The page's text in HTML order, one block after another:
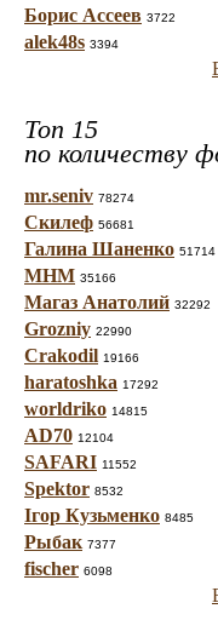
Борис Ассеев 3722
alek48s 3394
Топ 15
по количеству
mr.seniv 78274
Скилеф 56681
Галина Шаненко 51714
МНМ 35166
Магаз Анатолий 32292
Grozniy 22990
Crakodil 19166
haratoshka 17292
worldriko 14815
AD70 12104
SAFARI 11552
Spektor 8532
Ігор Кузьменко 8485
Рыбак 7377
fischer 6098